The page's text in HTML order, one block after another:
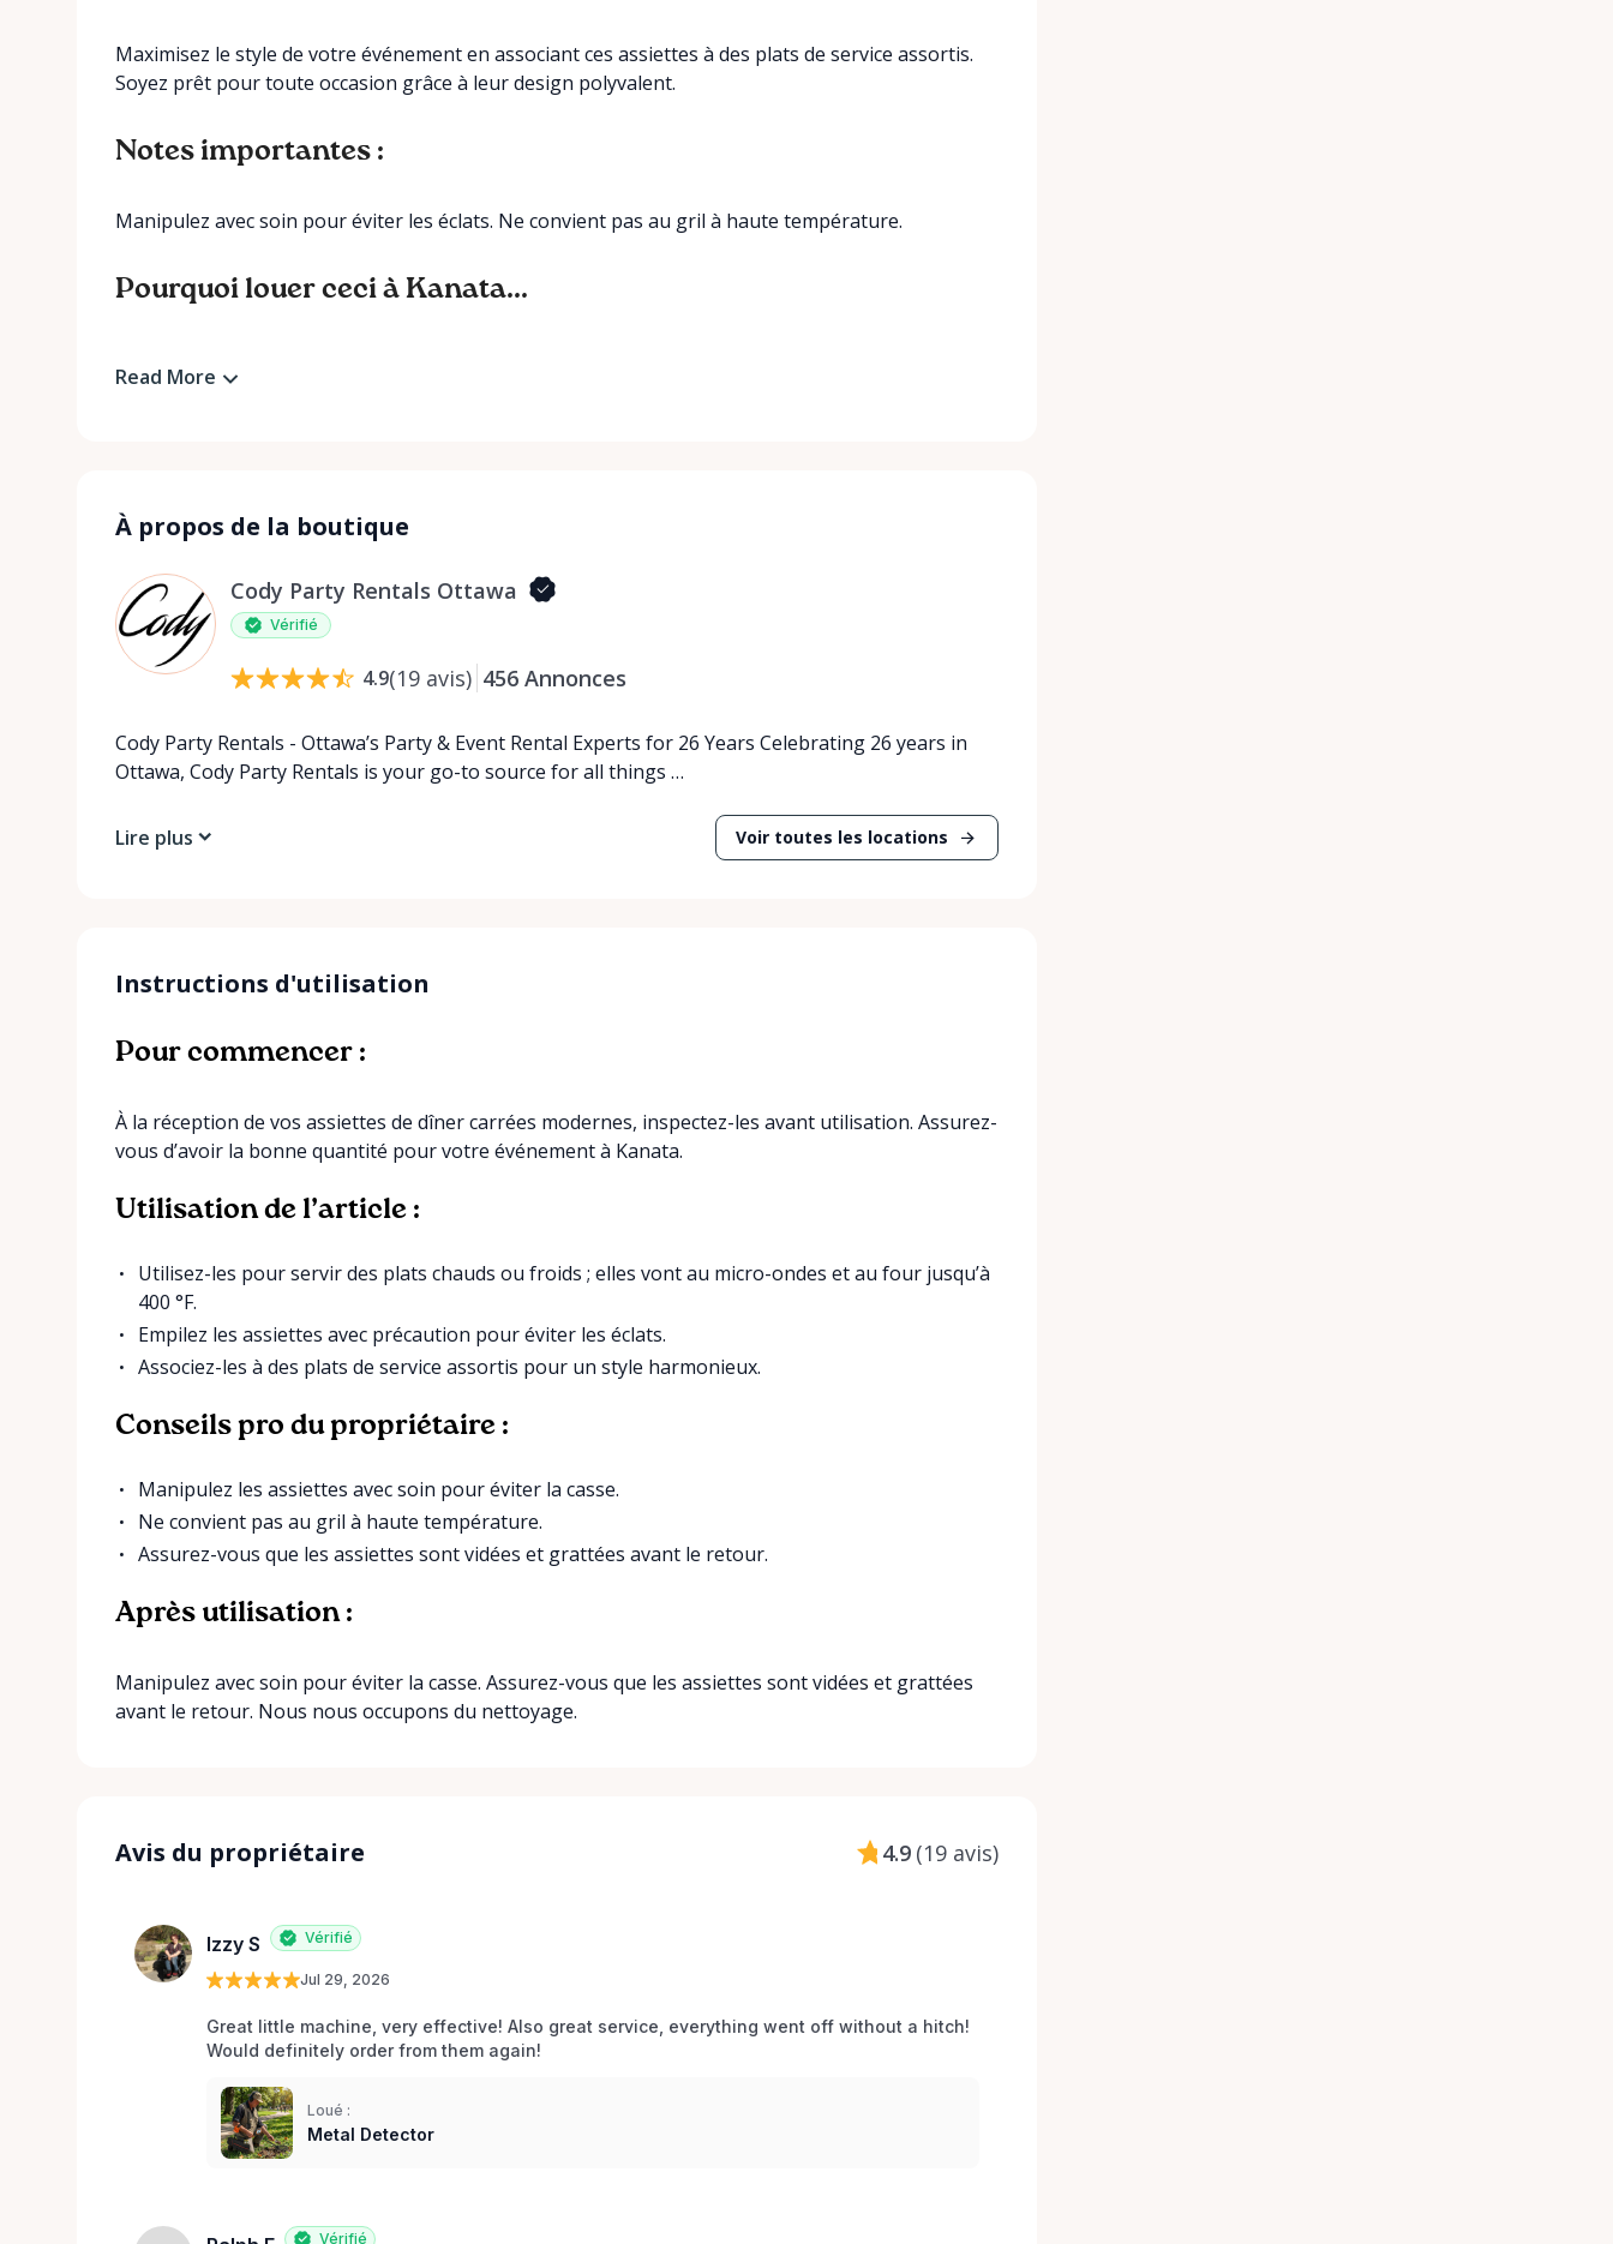
Maximisez le style de votre événement en associant ces assiettes à des plats de service assortis.
Soyez prêt pour toute occasion grâce à leur design polyvalent.
Notes importantes :
Manipulez avec soin pour éviter les éclats. Ne convient pas au gril à haute température.
Pourquoi louer ceci à Kanata...
Read More
À propos de la boutique
Cody Party Rentals Ottawa
Vérifié
4.9(19 avis) 456 Annonces
Cody Party Rentals - Ottawa’s Party & Event Rental Experts for 26 Years Celebrating 26 years in
Ottawa, Cody Party Rentals is your go-to source for all things …
Lire plus Voir toutes les locations
Instructions d'utilisation
Pour commencer :
À la réception de vos assiettes de dîner carrées modernes, inspectez-les avant utilisation. Assurez-
vous d’avoir la bonne quantité pour votre événement à Kanata.
Utilisation de l’article :
Utilisez-les pour servir des plats chauds ou froids ; elles vont au micro-ondes et au four jusqu’à
400 °F.
Empilez les assiettes avec précaution pour éviter les éclats.
Associez-les à des plats de service assortis pour un style harmonieux.
Conseils pro du propriétaire :
Manipulez les assiettes avec soin pour éviter la casse.
Ne convient pas au gril à haute température.
Assurez-vous que les assiettes sont vidées et grattées avant le retour.
Après utilisation :
Manipulez avec soin pour éviter la casse. Assurez-vous que les assiettes sont vidées et grattées
avant le retour. Nous nous occupons du nettoyage.
Avis du propriétaire 4.9 (19 avis)
Izzy S Vérifié
Jul 29, 2026
Great little machine, very effective! Also great service, everything went off without a hitch!
Would definitely order from them again!
Loué :
Metal Detector
Vérifié